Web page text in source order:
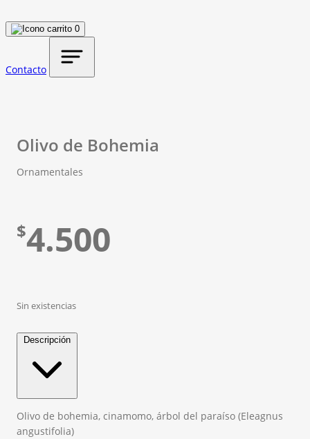
0
Contacto
Olivo de Bohemia
Ornamentales
$4.500
Sin existencias
Descripción
Olivo de bohemia, cinamomo, árbol del paraíso (Eleagnus
angustifolia)